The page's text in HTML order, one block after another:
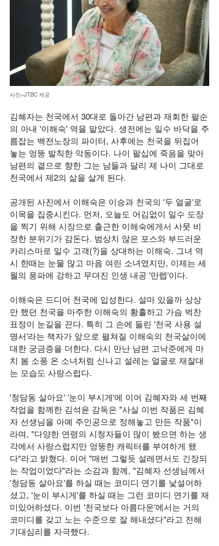
사진=JTBC 제공
김혜자는 천국에서 30대로 돌아간 남편과 재회한 팔순
의 아내 '이해숙' 역을 맡았다. 생전에는 일수 바닥을 주
름잡는 백전노장의 파이터, 사후에는 천국을 뒤집어
놓는 엉뚱 발칙한 악동이다. 나이 팔십에 죽음을 맞아
남편의 곁으로 향한 그는 남들과 달리 제 나이 그대로
천국에서 제2의 삶을 살게 된다.
공개된 사진에서 이해숙은 이승과 천국의 '두 얼굴'로
이목을 집중시킨다. 먼저, 오늘도 어김없이 일수 도장
을 찍기 위해 시장으로 출근한 이해숙에게서 사뭇 비
장한 분위기가 감돈다. 범상치 않은 포스와 부드러운
카리스마로 일수 고객(?)을 상대하는 이해숙. 그녀 역
시 한때는 눈물 많고 마음 여린 소녀였지만, 이제는 세
월의 풍파에 강하고 무뎌진 인생 내공 '만렙'이다.
이해숙은 드디어 천국에 입성한다. 설마 있을까 상상
만 했던 천국을 마주한 이해숙의 황홀하고 가슴 벅찬
표정이 눈길을 끈다. 특히 그 손에 들린 '천국 사용 설
명서'라는 책자가 앞으로 펼쳐질 이해숙의 천국살이에
대한 궁금증을 더한다. 다시 만난 남편 고낙준에게 마
치 봄 소풍 온 소녀처럼 신나고 설레는 얼굴로 재잘대
는 모습도 사랑스럽다.
'청담동 살아요' '눈이 부시게'에 이어 김혜자와 세 번째
작업을 함께한 김석윤 감독은 "사실 이번 작품은 김혜
자 선생님을 아예 주인공으로 정해놓고 만든 작품"이
라며, "다양한 연령의 시청자들이 많이 봤으면 하는 생
각에서 사랑스럽지만 엉뚱한 캐릭터를 부여하게 됐
다"라고 밝혔다. 이어 "매번 그렇듯 설레면서도 긴장되
는 작업이었다"라는 소감과 함께, "김혜자 선생님께서
'청담동 살아요'를 하실 때는 코미디 연기를 낯설어하
셨고, '눈이 부시게'를 하실 때는 그런 코미디 연기를 재
미있어하셨다. 이번 '천국보다 아름다운'에서는 거의
코미디를 갖고 노는 수준으로 잘 해내셨다"라고 전해
기대심리를 자극했다.